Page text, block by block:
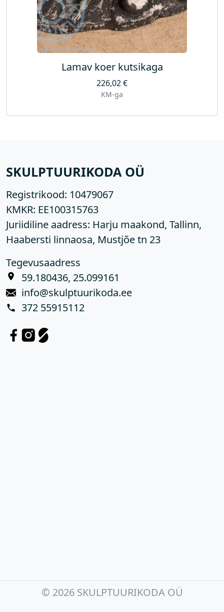
Lamav koer kutsikaga
226,02€
KM-ga
SKULPTUURIKODA OÜ
Registrikood: 10479067
KMKR: EE100315763
Juriidiline aadress: Harju maakond, Tallinn,
Haabersti linnaosa, Mustjõe tn 23
Tegevusaadress
59.180436, 25.099161
info@skulptuurikoda.ee
372 55915112
© 2026 SKULPTUURIKODA OÜ